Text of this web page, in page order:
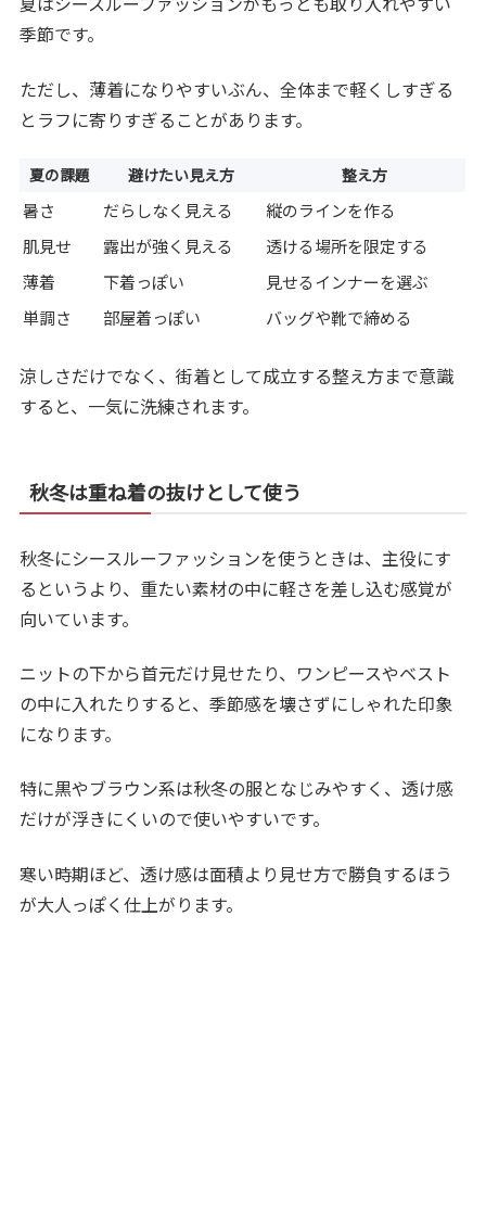
季節です。
ただし、薄着になりやすいぶん、全体まで軽くしすぎる
とラフに寄りすぎることがあります。
夏の課題 避けたい見え方 整え方
暑さ だらしなく見える
縦のラインを作る
肌見せ
露出が強く見える
透ける場所を限定する
薄着
下着っぽい
見せるインナーを選ぶ
単調さ
部屋着っぽい バッグや靴で締める
涼しさだけでなく、街着として成立する整え方まで意識
すると、一気に洗練されます。
秋冬は重ね着の抜けとして使う
秋冬にシースルーファッションを使うときは、主役にす
るというより、重たい素材の中に軽さを差し込む感覚が
向いています。
ニットの下から首元だけ見せたり、ワンピースやベスト
の中に入れたりすると、季節感を壊さずにしゃれた印象
になります。
特に黒やブラウン系は秋冬の服となじみやすく、透け感
だけが浮きにくいので使いやすいです。
寒い時期ほど、透け感は面積より見せ方で勝負するほう
が大人っぽく仕上がります。